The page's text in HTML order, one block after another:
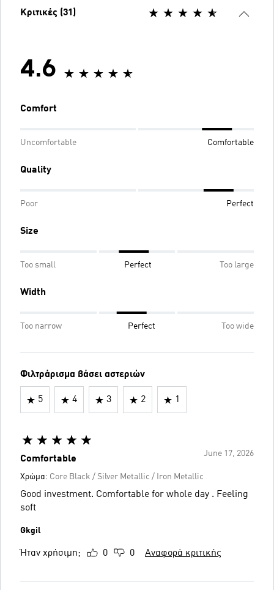
Κριτικές (31)
4.6
Comfort
Uncomfortable Comfortable
Quality
Poor Perfect
Size
Too small Perfect Too large
Width
Too narrow Perfect Too wide
Φιλτράρισμα βάσει αστεριών
5 4 3 2 1
June 17, 2026
Comfortable
Χρώμα: Core Black / Silver Metallic / Iron Metallic
Good investment. Comfortable for whole day . Feeling
soft
Gkgil
Ήταν χρήσιμη; 0 0 Αναφορά κριτικής